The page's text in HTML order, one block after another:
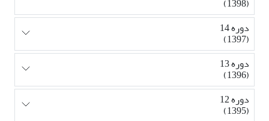
(1398)
دوره 14
(1397)
دوره 13
(1396)
دوره 12
(1395)